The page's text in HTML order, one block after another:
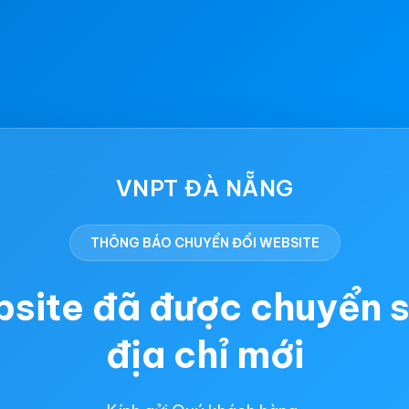
VNPT ĐÀ NẴNG
THÔNG BÁO CHUYỂN ĐỔI WEBSITE
đã được chuyển
địa chỉ mới